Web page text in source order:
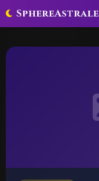
SphereAstrale